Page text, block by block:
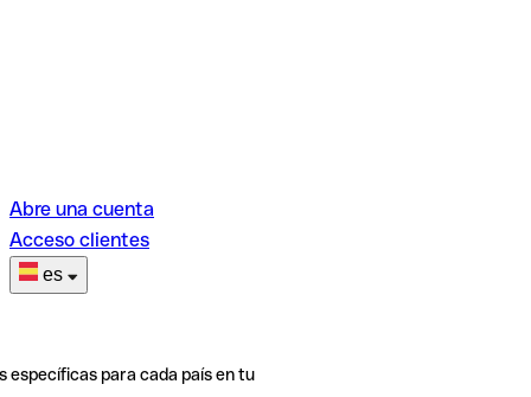
Abre una cuenta
Acceso clientes
es
específicas para cada país en tu